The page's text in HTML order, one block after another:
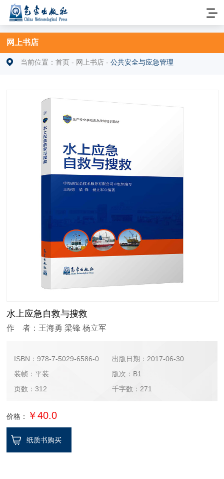
网上书店
当前位置：首页 - 网上书店 -公共安全与应急管理
水上应急自救与搜救
作 者：王海勇 梁锋 杨立军
ISBN：978-7-5029-6586-0
出版日期：2017-06-30
装帧：平装
版次：B1
页数：312
千字数：271
价格： ￥40.0
纸质书购买